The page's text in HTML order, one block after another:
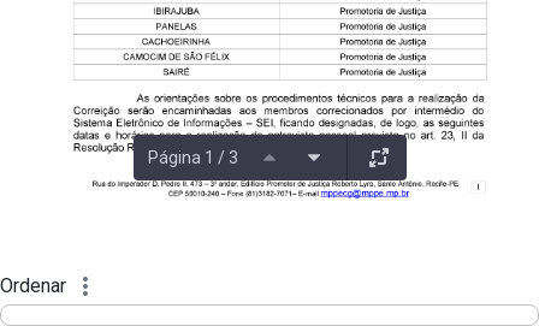
Página 1 / 3
Ordenar